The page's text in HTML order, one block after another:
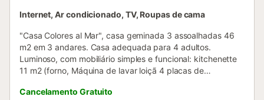
Internet, Ar condicionado, TV, Roupas de cama
"Casa Colores al Mar", casa geminada 3 assoalhadas 46
m2 em 3 andares. Casa adequada para 4 adultos.
Luminoso, com mobiliário simples e funcional: kitchenette
11 m2 (forno, Máquina de lavar loiçã 4 placas de
congelador, máquina de café eléctrica) com balcão
Cancelamento Gratuito